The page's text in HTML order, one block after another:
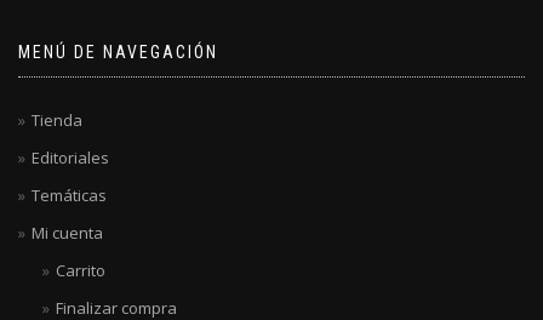
MENÚ DE NAVEGACIÓN
Tienda
Editoriales
Temáticas
Mi cuenta
Carrito
Finalizar compra